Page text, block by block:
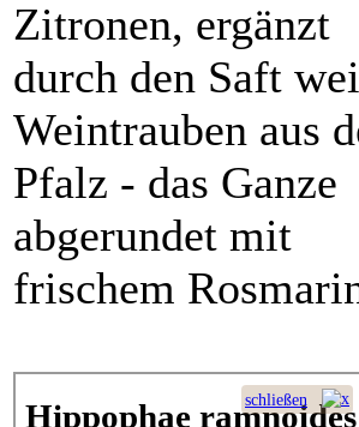
Zitronen, ergänzt
durch den Saft
Weintrauben aus
Pfalz - das Ganze
abgerundet mit
frischem